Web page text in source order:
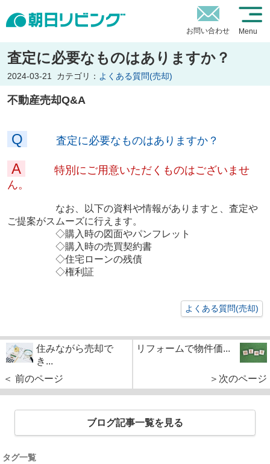
お問い合わせ Menu
査定に必要なものはありますか？
2024-03-21 カテゴリ： よくある質問(売却)
不動産売却Q&A
Q 査定に必要なものはありますか？
A
特別にご用意いただくものはございませ
ん。
なお、以下の資料や情報がありますと、査定や
ご提案がスムーズに行えます。
◇購入時の図面やパンフレット
◇購入時の売買契約書
◇住宅ローンの残債
◇権利証
よくある質問(売却)
住みながら売却で
き...
＜ 前のページ
リフォームで物件価...
＞次のページ
ブログ記事一覧を見る
タグ一覧